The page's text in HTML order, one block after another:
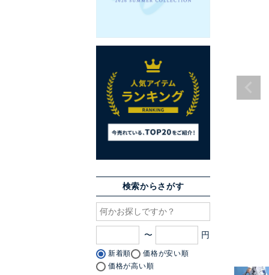
検索からさがす
〜
新着順
価格が安い順
価格が高い順